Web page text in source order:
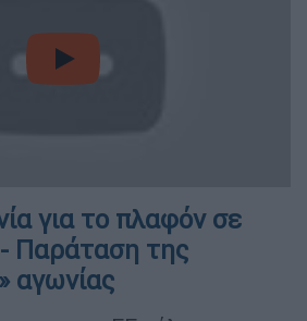
video
για το πλαφόν σε
Παράταση της
αγωνίας